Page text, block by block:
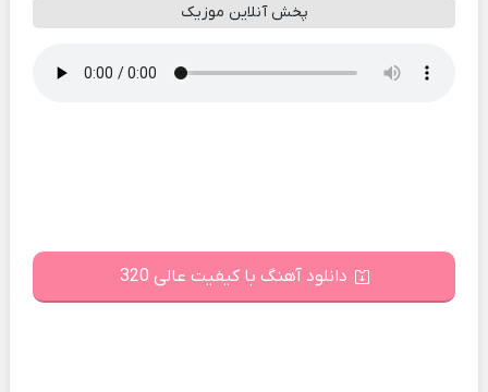
پخش آنلاین موزیک
دانلود آهنگ با کیفیت عالی 320